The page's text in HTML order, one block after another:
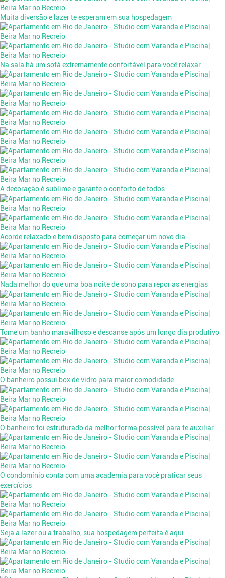
Muita diversão e lazer te esperam em sua hospedagem
Na sala há um sofá extremamente confortável para você relaxar
A decoração é sublime e garante o conforto de todos
Acorde relaxado e bem disposto para começar um novo dia
Nada melhor do que uma boa noite de sono para repor as energias
Tome um banho maravilhoso e descanse após um longo dia produtivo
O banheiro possui box de vidro para maior comodidade
O banheiro foi estruturado da melhor forma possível para te auxiliar
O condomínio conta com uma academia para você praticar seus
exercícios
Seja a lazer ou a trabalho, sua hospedagem perfeita é aqui